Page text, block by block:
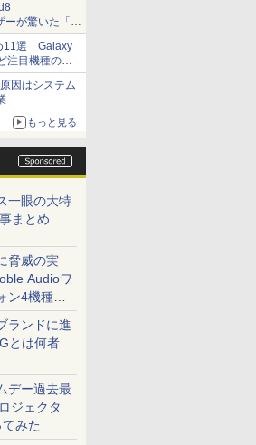
ーが驚いた「そ
11選 Galaxy
注目機種の特
因はシステム
もっと見る
一眼の大特
まとめ
脅威の実
Audioワ
ン4機種を
ランドに進
とは何者
デー過去最
ジェクタ
みた